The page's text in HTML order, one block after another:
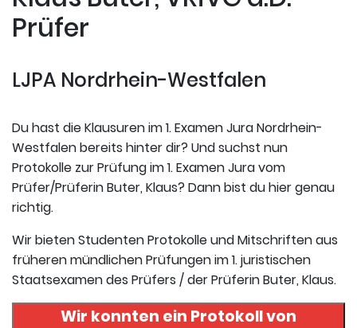
Prüfer
LJPA Nordrhein-Westfalen
Du hast die Klausuren im 1. Examen Jura Nordrhein-
Westfalen bereits hinter dir? Und suchst nun
Protokolle zur Prüfung im 1. Examen Jura vom
Prüfer/Prüferin Buter, Klaus? Dann bist du hier genau
richtig.
Wir bieten Studenten Protokolle und Mitschriften aus
früheren mündlichen Prüfungen im 1. juristischen
Staatsexamen des Prüfers / der Prüferin Buter, Klaus.
Wir konnten ein Protokoll von